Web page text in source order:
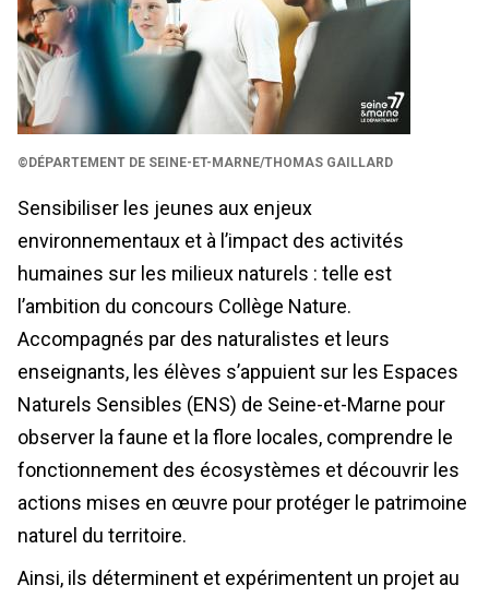
©DÉPARTEMENT DE SEINE-ET-MARNE/THOMAS GAILLARD
Sensibiliser les jeunes aux enjeux
environnementaux et à l’impact des activités
humaines sur les milieux naturels : telle est
l’ambition du concours Collège Nature.
Accompagnés par des naturalistes et leurs
enseignants, les élèves s’appuient sur les Espaces
Naturels Sensibles (ENS) de Seine-et-Marne pour
observer la faune et la flore locales, comprendre le
fonctionnement des écosystèmes et découvrir les
actions mises en œuvre pour protéger le patrimoine
naturel du territoire.
Ainsi, ils déterminent et expérimentent un projet au